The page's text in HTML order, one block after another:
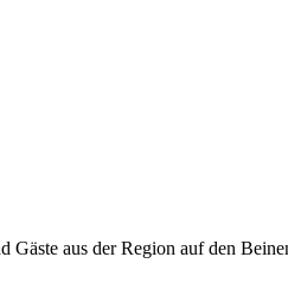
aus der Region auf den